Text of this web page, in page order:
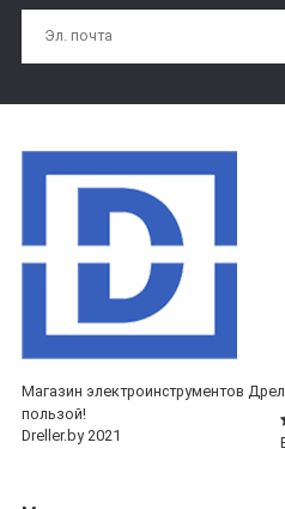
Магазин электроинструментов
пользой!
Dreller.by 2021